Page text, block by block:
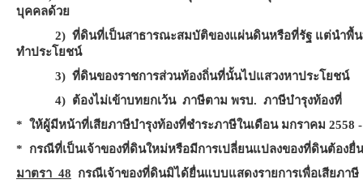
บุคคลด้วย
2) ที่ดินที่เป็นสาธารณะสมบัติของแผ่นดินหรือที่รัฐ แต่นำพื้นที่ดิ
ทำประโยชน์
3) ที่ดินของราชการส่วนท้องถิ่นที่นั้นไปแสวงหาประโยชน์
4) ต้องไม่เข้าบทยกเว้น ภาษีตาม พรบ. ภาษีบำรุงท้องที่
* ให้ผู้มีหน้าที่เสียภาษีบำรุงท้องที่ชำระภาษีในเดือน มกราคม 2558
* กรณีที่เป็นเจ้าของที่ดินใหม่หรือมีการเปลี่ยนแปลงของที่ดินต้อง
มาตรา 48 กรณีเจ้าของที่ดินมิได้ยื่นแบบแสดงรายการเพื่อเสียภ